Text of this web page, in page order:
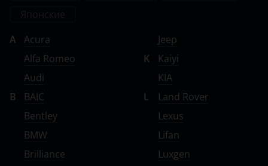
Vortex
Zotye
ZX
ВАЗ (LADA)
ГАЗ
ЗАЗ
A
Acura
Alfa Romeo
Audi
B
BAIC
Bentley
BMW
Brilliance
Jeep
K
Kaiyi
KIA
L
Land Rover
Lexus
Lifan
Luxgen